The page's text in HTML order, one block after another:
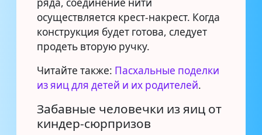
осуществляется крест-накрест. Когда
конструкция будет готова, следует
продеть вторую ручку.
Читайте также: Пасхальные поделки
из яиц для детей и их родителей.
Забавные человечки из яиц от
киндер-сюрпризов